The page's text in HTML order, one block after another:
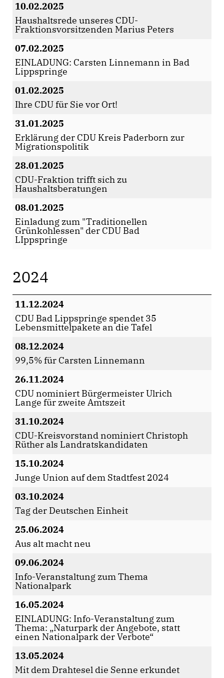
10.02.2025
Haushaltsrede unseres CDU-
Fraktionsvorsitzenden Marius Peters
07.02.2025
EINLADUNG: Carsten Linnemann in Bad
Lippspringe
01.02.2025
Ihre CDU für Sie vor Ort!
31.01.2025
Erklärung der CDU Kreis Paderborn zur
Migrationspolitik
28.01.2025
CDU-Fraktion trifft sich zu
Haushaltsberatungen
08.01.2025
Einladung zum "Traditionellen
Grünkohlessen" der CDU Bad
LIppspringe
2024
11.12.2024
CDU Bad Lippspringe spendet 35
Lebensmittelpakete an die Tafel
08.12.2024
99,5% für Carsten Linnemann
26.11.2024
CDU nominiert Bürgermeister Ulrich
Lange für zweite Amtszeit
31.10.2024
CDU-Kreisvorstand nominiert Christoph
Rüther als Landratskandidaten
15.10.2024
Junge Union auf dem Stadtfest 2024
03.10.2024
Tag der Deutschen Einheit
25.06.2024
Aus alt macht neu
09.06.2024
Info-Veranstaltung zum Thema
Nationalpark
16.05.2024
EINLADUNG: Info-Veranstaltung zum
Thema: „Naturpark der Angebote, statt
einen Nationalpark der Verbote“
13.05.2024
Mit dem Drahtesel die Senne erkundet